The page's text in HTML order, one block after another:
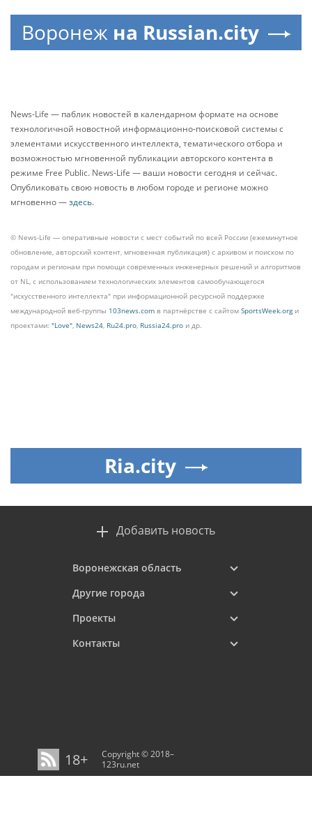
Воронеж на Russian.city
News-Life — паблик новостей в календарном формате на основе
технологичной новостной информационно-поисковой системы с
элементами искусственного интеллекта, тематического отбора и
возможностью мгновенной публикации авторского контента в
режиме Free Public. News-Life — ваши новости сегодня и сейчас.
Опубликовать свою новость в любом городе и регионе можно
мгновенно —здесь.
© News-Life — оперативные новости с мест событий по всей России (ежеминутное
обновление, авторский контент, мгновенная публикация) с архивом и поиском по
городам и регионам при помощи современных инженерных решений и алгоритмов
от NL, с использованием технологических элементов самообучающегося
"искусственного интеллекта" при информационной ресурсной поддержке
международной веб-группы 103news.com в партнёрстве с сайтом SportsWeek.orgи
проектами: "Love", News24, Ru24.pro, Russia24.pro и др.
Ria.city
Добавить новость
Воронежская область
Другие города
Проекты
Контакты
18+
Copyright © 2018–
123ru.net